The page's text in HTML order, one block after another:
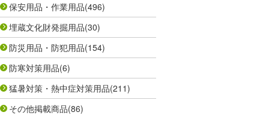
保安用品・作業用品(496)
埋蔵文化財発掘用品(30)
防災用品・防犯用品(154)
防寒対策用品(6)
猛暑対策・熱中症対策用品(211)
その他掲載商品(86)